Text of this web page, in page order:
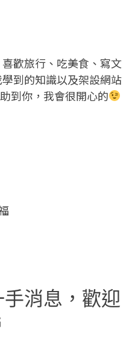
歡旅行、吃美食、寫文
到的知識以及架設網站
到你，我會很開心的
消息，歡迎